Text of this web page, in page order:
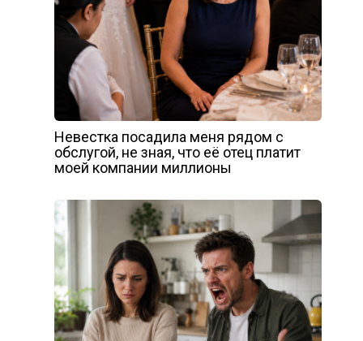
Невестка посадила меня рядом с
обслугой, не зная, что её отец платит
моей компании миллионы